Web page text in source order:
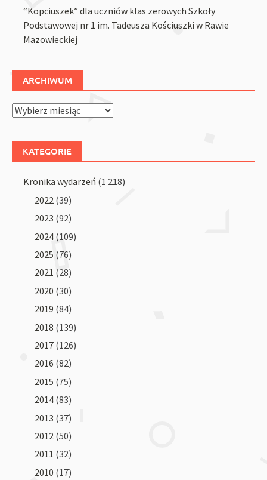
“Kopciuszek” dla uczniów klas zerowych Szkoły
Podstawowej nr 1 im. Tadeusza Kościuszki w Rawie
Mazowieckiej
ARCHIWUM
Archiwum
KATEGORIE
Kronika wydarzeń (1 218)
2022 (39)
2023 (92)
2024 (109)
2025 (76)
2021 (28)
2020 (30)
2019 (84)
2018 (139)
2017 (126)
2016 (82)
2015 (75)
2014 (83)
2013 (37)
2012 (50)
2011 (32)
2010 (17)